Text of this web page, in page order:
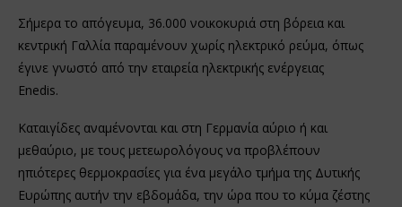
Σήμερα το απόγευμα, 36.000 νοικοκυριά στη βόρεια και
κεντρική Γαλλία παραμένουν χωρίς ηλεκτρικό ρεύμα, όπως
έγινε γνωστό από την εταιρεία ηλεκτρικής ενέργειας
Enedis.
Καταιγίδες αναμένονται και στη Γερμανία αύριο ή και
μεθαύριο, με τους μετεωρολόγους να προβλέπουν
ηπιότερες θερμοκρασίες για ένα μεγάλο τμήμα της Δυτικής
Ευρώπης αυτήν την εβδομάδα, την ώρα που το κύμα ζέστης